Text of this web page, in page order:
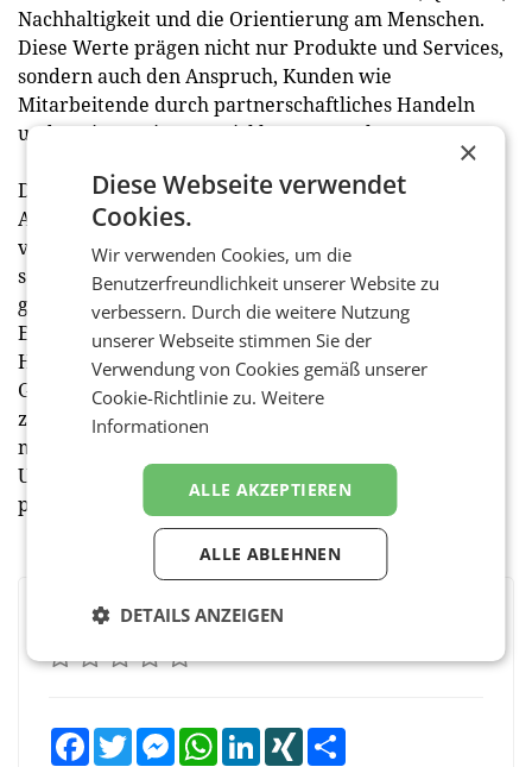
Nachhaltigkeit und die Orientierung am Menschen.
Diese Werte prägen nicht nur Produkte und Services,
sondern auch den Anspruch, Kunden wie
Mitarbeitende durch partnerschaftliches Handeln
und stetige Weiterentwicklung zu stärken.
Das neue Headquarter in Laxenburg, in dem erst
Anfang des Monats die feierliche Eröffnung stattfand,
verkörpert diese Philosophie in besonderer Weise: Es
schafft Raum für Austausch, Lernen und Innovation –
ganz im Sinne des Mottos der
Eröffnungsveranstaltung von Toyota Material
Handling Austria: „Neuer Raum. Neue Impulse.
Gemeinsam mehr bewegen.“ Damit spannt sich
zugleich der Bogen zum Markenclaim „Mit Sicherheit
mehr bewegen“, der die gelebte Haltung des
Unternehmens über den Veranstaltungstag hinaus
prägnant zusammenfasst.
BEWERTEN SIE DIESEN ARTIKEL
FacebookTwitter MessengerWhatsAppLinkedInXING
×
Diese Webseite verwendet
Cookies.
Wir verwenden Cookies, um die
Benutzerfreundlichkeit unserer Website zu
verbessern. Durch die weitere Nutzung
unserer Webseite stimmen Sie der
Verwendung von Cookies gemäß unserer
Cookie-Richtlinie zu.Weitere
Informationen
ALLE AKZEPTIEREN
ALLE ABLEHNEN
DETAILS ANZEIGEN